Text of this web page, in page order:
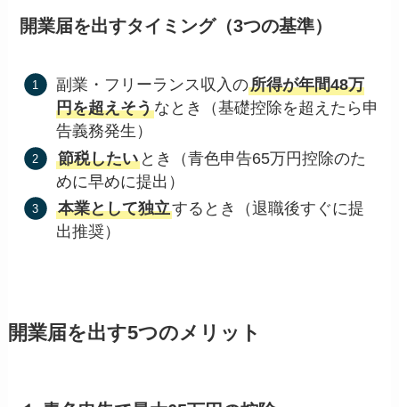
開業届を出すタイミング（3つの基準）
副業・フリーランス収入の所得が年間48万
円を超えそうなとき（基礎控除を超えたら申
告義務発生）
節税したいとき（青色申告65万円控除のた
めに早めに提出）
本業として独立するとき（退職後すぐに提
出推奨）
開業届を出す5つのメリット